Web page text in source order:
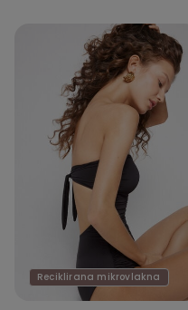
Reciklirana mikrovlakna